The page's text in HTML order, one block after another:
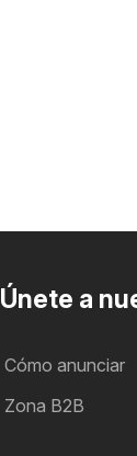
Únete a
Cómo anunciar
Zona B2B